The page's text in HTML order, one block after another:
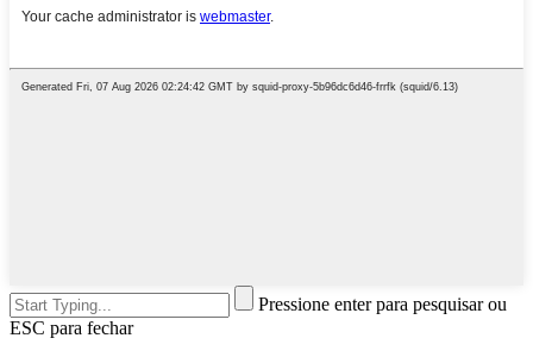
Pressione enter para pesquisar ou
ESC para fechar